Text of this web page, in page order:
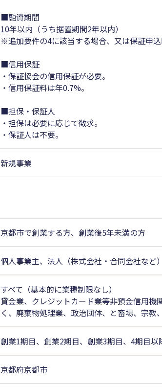
■融資期間
10年以内（うち据置期間2年以内）
※追加要件の4に該当する場合、又は保証申
■信用保証
・保証協会の信用保証が必要。
・信用保証料は年0.7%。
■担保・保証人
・担保は必要に応じて徴求。
・保証人は不要。
新規事業
京都市で創業する方、創業後5年未満の方
個人事業主、法人（株式会社・合同会社な
すべて（基本的に業種制限なし）
貸金業、クレジットカード業等非預金信用
く、廃棄物処理業、政治団体、と畜場、宗教
創業1期目、創業2期目、創業3期目、4期目以
京都府京都市